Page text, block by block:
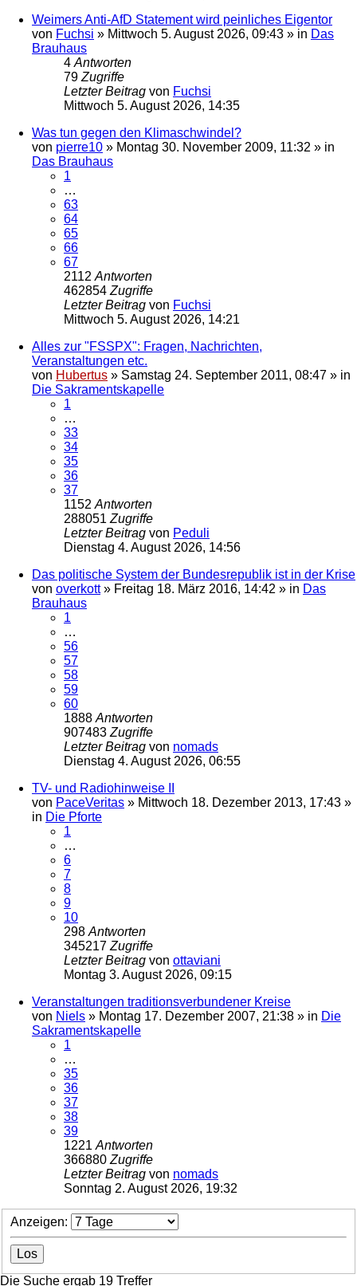
Weimers Anti-AfD Statement wird peinliches Eigentor
von Fuchsi » Mittwoch 5. August 2026, 09:43 » in Das
Brauhaus
4 Antworten
79 Zugriffe
Letzter Beitrag von Fuchsi
Mittwoch 5. August 2026, 14:35
Was tun gegen den Klimaschwindel?
von pierre10 » Montag 30. November 2009, 11:32 » in
Das Brauhaus
1
…
63
64
65
66
67
2112 Antworten
462854 Zugriffe
Letzter Beitrag von Fuchsi
Mittwoch 5. August 2026, 14:21
Alles zur "FSSPX": Fragen, Nachrichten,
Veranstaltungen etc.
von Hubertus » Samstag 24. September 2011, 08:47 » in
Die Sakramentskapelle
1
…
33
34
35
36
37
1152 Antworten
288051 Zugriffe
Letzter Beitrag von Peduli
Dienstag 4. August 2026, 14:56
Das politische System der Bundesrepublik ist in der Krise
von overkott» Freitag 18. März 2016, 14:42 » in Das
Brauhaus
1
…
56
57
58
59
60
1888 Antworten
907483 Zugriffe
Letzter Beitrag von nomads
Dienstag 4. August 2026, 06:55
TV- und Radiohinweise II
von PaceVeritas » Mittwoch 18. Dezember 2013, 17:43 »
in Die Pforte
1
…
6
7
8
9
10
298 Antworten
345217 Zugriffe
Letzter Beitrag von ottaviani
Montag 3. August 2026, 09:15
Veranstaltungen traditionsverbundener Kreise
von Niels » Montag 17. Dezember 2007, 21:38 » in Die
Sakramentskapelle
1
…
35
36
37
38
39
1221 Antworten
366880 Zugriffe
Letzter Beitrag von nomads
Sonntag 2. August 2026, 19:32
Anzeigen:
Die Suche ergab 19 Treffer